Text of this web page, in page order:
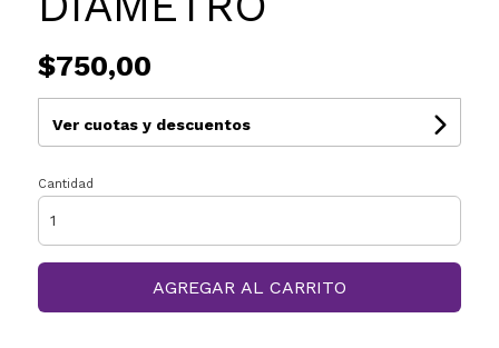
$750,00
Ver cuotas y descuentos
Cantidad
AGREGAR AL CARRITO